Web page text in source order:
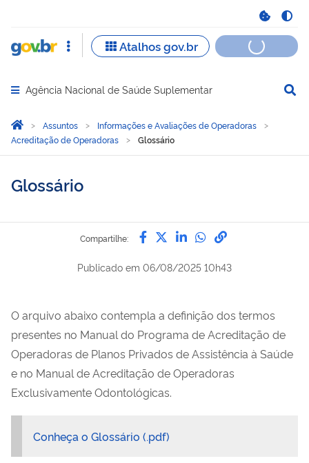
Abrir menu principal de navegação
Agência Nacional de Saúde Suplementar
Você está aqui:
Página Inicial
Assuntos
Informações e Avaliações de Operadoras
Acreditação de Operadoras
Glossário
Glossário
Compartilhe: Compartilhe por Facebook
Compartilhe por Twitter
Compartilhe por
Compartilhe
link para
Publicado em 06/08/2025 10h43
O arquivo abaixo contempla a definição dos termos
presentes no Manual do Programa de Acreditação de
Operadoras de Planos Privados de Assistência à Saúde
e no Manual de Acreditação de Operadoras
Exclusivamente Odontológicas.
Conheça o Glossário (.pdf)